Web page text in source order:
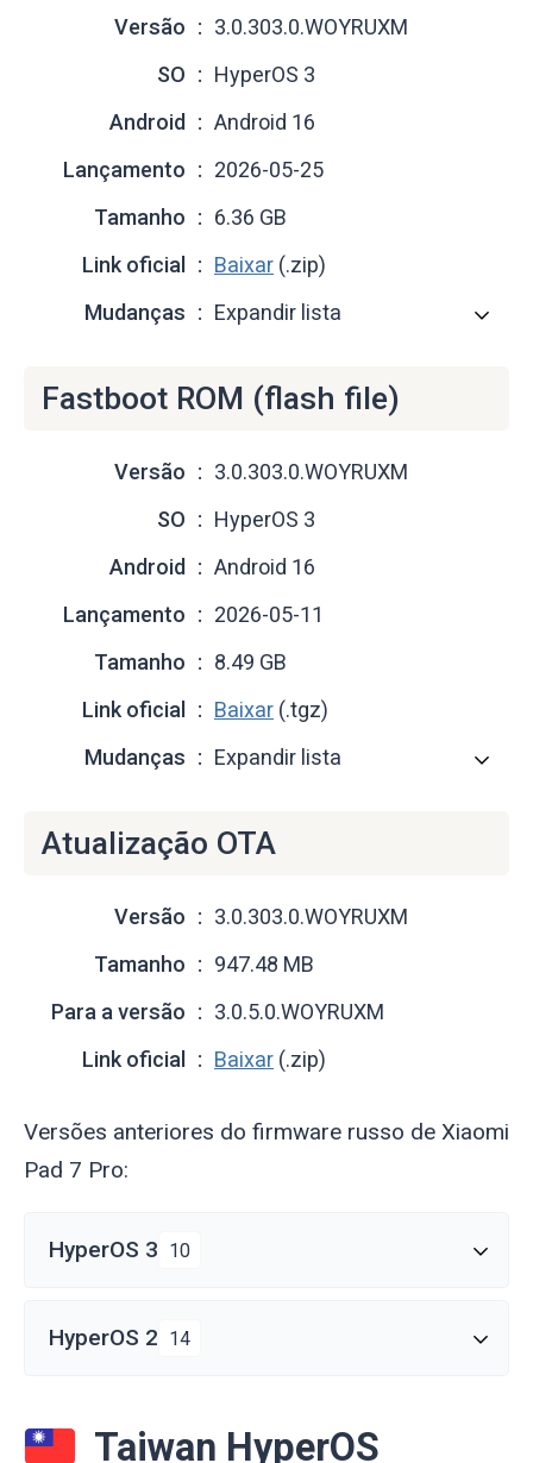
Versão
3.0.303.0.WOYRUXM
SO
HyperOS 3
Android
Android 16
Lançamento
2026-05-25
Tamanho
6.36 GB
Link oficial
Baixar (.zip)
Mudanças
Expandir lista
Fastboot ROM (flash file)
Versão
3.0.303.0.WOYRUXM
SO
HyperOS 3
Android
Android 16
Lançamento
2026-05-11
Tamanho
8.49 GB
Link oficial
Baixar (.tgz)
Mudanças
Expandir lista
Atualização OTA
Versão
3.0.303.0.WOYRUXM
Tamanho
947.48 MB
Para a versão
3.0.5.0.WOYRUXM
Link oficial
Baixar (.zip)
Versões anteriores do firmware russo de Xiaomi
Pad 7 Pro:
HyperOS 3 10
HyperOS 2 14
Taiwan HyperOS